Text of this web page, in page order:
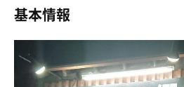
ら、温度が20℃だったんです。
上田： 20℃か。キンキンに冷
じっくり浸かれる温度だな。
有難い。
で味噌キャラメルかき氷を頂
えたので、そこからすぐのこち
けど、10年前より色々倒れたり
電話なりまくりLINEなりまくり
でもお仕事行かなん、休めなく
散らばった鏡の破片だけ集めて
基本情報